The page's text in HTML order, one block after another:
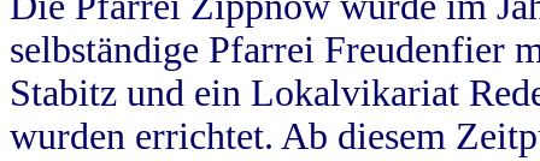
selbständige Pfarrei Freudenfier
Stabitz und ein Lokalvikariat
wurden errichtet. Ab diesem